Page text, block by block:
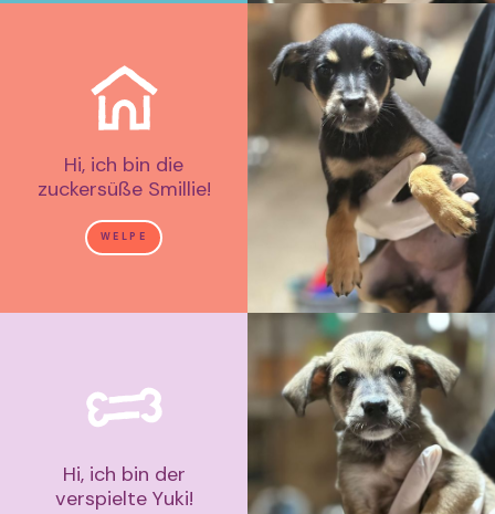
Hi, ich bin die
zuckersüße Smillie!
WELPE
Hi, ich bin der
verspielte Yuki!